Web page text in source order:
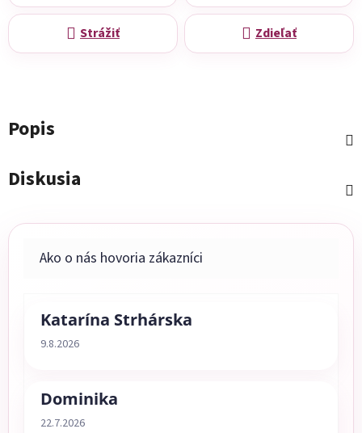
Strážiť Zdieľať
Popis
Diskusia
Katarína Strhárska
Hodnotenie obchodu je 5 z 5 hviezdičiek.
9.8.2026
Dominika
Hodnotenie obchodu je 5 z 5 hviezdičiek.
22.7.2026